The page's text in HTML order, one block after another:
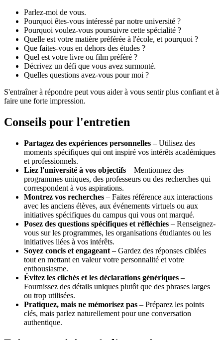
Parlez-moi de vous.
Pourquoi êtes-vous intéressé par notre université ?
Pourquoi voulez-vous poursuivre cette spécialité ?
Quelle est votre matière préférée à l'école, et pourquoi ?
Que faites-vous en dehors des études ?
Quel est votre livre ou film préféré ?
Décrivez un défi que vous avez surmonté.
Quelles questions avez-vous pour moi ?
S'entraîner à répondre peut vous aider à vous sentir plus confiant et à
faire une forte impression.
Conseils pour l'entretien
Partagez des expériences personnelles – Utilisez des
moments spécifiques qui ont inspiré vos intérêts académiques
et professionnels.
Liez l'université à vos objectifs – Mentionnez des
programmes uniques, des professeurs ou des recherches qui
correspondent à vos aspirations.
Montrez vos recherches – Faites référence aux interactions
avec les anciens élèves, aux événements virtuels ou aux
initiatives spécifiques du campus qui vous ont marqué.
Posez des questions spécifiques et réfléchies – Renseignez-
vous sur les programmes, les organisations étudiantes ou les
initiatives liées à vos intérêts.
Soyez concis et engageant – Gardez des réponses ciblées
tout en mettant en valeur votre personnalité et votre
enthousiasme.
Évitez les clichés et les déclarations génériques –
Fournissez des détails uniques plutôt que des phrases larges
ou trop utilisées.
Pratiquez, mais ne mémorisez pas – Préparez les points
clés, mais parlez naturellement pour une conversation
authentique.